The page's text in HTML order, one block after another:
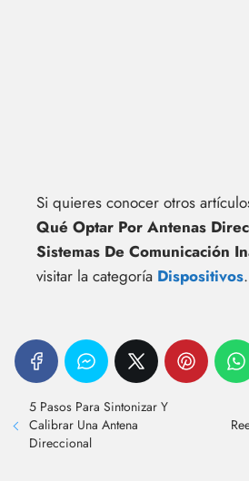
Si quieres conocer otros
Qué Optar Por Antenas
Sistemas De Comunicación
visitar la categoría Dispositivos.
5 Pasos Para Sintonizar Y
Calibrar Una Antena
Direccional